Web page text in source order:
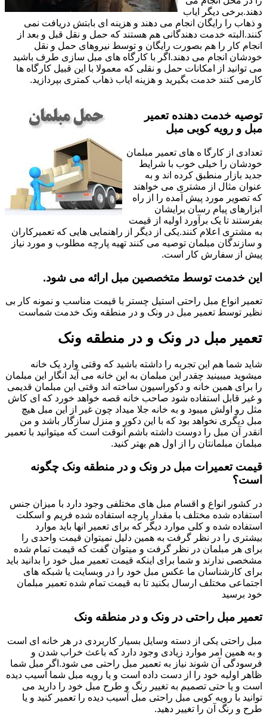
دهند.برخی دیگر ایاب
و ذهاب را رایگان انجام می دهند و هزینه ای بابتش دریافت نمی
کنند.البته خدمت دهندگانی هم هستند که حمل و نقل قبل و بعد از
انجام کار را هم بصورت رایگان و توسط نیروهای حمل و نقل
خودشان انجام می دهند.اگر با کارگاه های مبل سازی طرف باشید
می توانید از امکانات حمل و نقلی که معمولا با این قبیل کارگاه ها
کارمی کنند خدمت بگیرید و هزینه ایاب ذهاب کمتری بپردازید.
توصیه خدمت دهنده تعمیر
مبل و رویه کوبی مبل
تعدادی از کارگا ه های تعمیر مبلمان
خودشان را خیلی خوب با شرایط
جدید بازار منطبق کرده اند و به
عنوان مثال از مشتری می خواهند
که تصویر مورد پیش آمده را از راه
ابزارهای پیام رسان برایشان
بفرستند تا یک برآورد اولیه از قیمت
به مشتری اعلام کنند.یکی از دیگر از راهنمایی هایی که تعمیرکاران
و سازندگان مبلمان توصیه می کنند تهیه پارچه مطلوب و مورد نیاز
پیش از سفارش کار است.
این خدمت توسط متخصصین مبل ارائه می شود.
تعمیر انواع مبل راحتی استیل چستر با قیمت مناسب و نمونه کار بی
نظیر توسط تعمیر مبل در ونک و در منطقه ونک خدمت شماست
تعمیر مبل در ونک و در منطقه ونک
شاید شما هم این تجربه را داشته باشید که وقتی وارد یک خانه
میشوید میبینید چقدر این مبلمان به این خانه می آید انگار این مبلمان
را برای همین خانه و دکوراسیون ساخته اند وقتی این مبلمان قدیمی
و غیر قابل استفاده شود صاحب خانه قصه خواهد خورد که ای کاش
مثل رو اولش میبود و به خانه جلا میداد چون غیر از این مبل هیچ
مبل دیگری نخواهد بود که با این دکور و منزل سازگار باشد و من
انقدر آن مبل را دوست داشته باشم آنوقت است که میتوانید با تعمیر
مبلمان مبلمانتان را از اول هم بهتر کنید.
قیمت تعمیرات مبل در ونک و در منطقه ونک چگونه
است؟
در کشور انواع و اقسام مبل های مختلفی وجود دارد با میزان جنس
استفاده شده مختلف با مقدار پارچه استفاده شده فریم و اسکلت
استفاده شده و کلی موارد دیگر که برای تعمیر انها باید موارد
بیشتری را در نظر گرفت به همین دلیل نمیتوان قیمت واحدی را
برای هر مبلمان در نظر گرفت و میتوان گفت که قیمت تمام شده
مشخصی ندارند و شما برای اینکه قیمت تعمیر مبل خود را بدانید باید
برای کارشناسان ما عکس مبل خود را در وبسایت یا شبکه های
اجتماعی مختلف ارسال بکنید تا به قیمت تمام شده تعمیر مبلمان
خود برسید
تعمیر مبل راحتی در ونک و در منطقه ونک
مبل راحتی یکی از دسته وسایل بسیار کاربردی در هر خانه ای است
و به همین امر موارد زیادی وجود دارد که باعث خراب شدن و
فرسودگی آن شوند نیاز به تعمیر مبل راحتی می شود.اگر مبل شما
ظاهر اولیه خود را از دست داده است و یا رویه مبل شما آسیب دیده
است و یا حتی تصمیم به تغییر رنگ و طرح مبل خود را دارید می
توانید با رویه کوبی مبل راحتی مبل آسیب دیده را تعمیر کنید و یا
طرح و رنگ آن را تغییر دهید.